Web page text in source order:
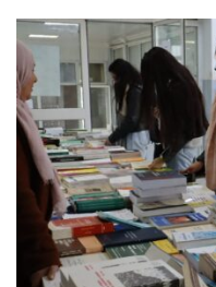
sociétés
approche
plonge les
philosophiques
encourageant …